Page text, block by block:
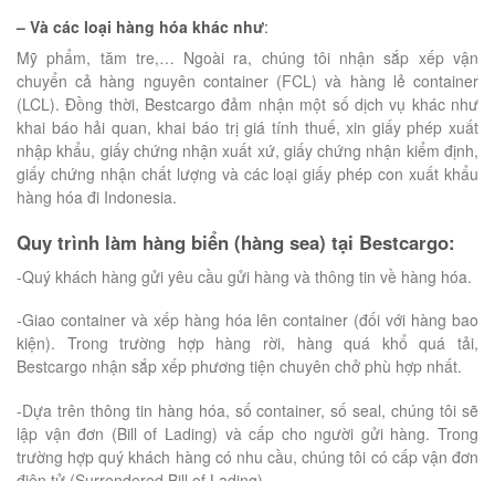
– Và các loại hàng hóa khác như:
Mỹ phẩm, tăm tre,… Ngoài ra, chúng tôi nhận sắp xếp vận
chuyển cả hàng nguyên container (FCL) và hàng lẻ container
(LCL). Đồng thời, Bestcargo đảm nhận một số dịch vụ khác như
khai báo hải quan, khai báo trị giá tính thuế, xin giấy phép xuất
nhập khẩu, giấy chứng nhận xuất xứ, giấy chứng nhận kiểm định,
giấy chứng nhận chất lượng và các loại giấy phép con xuất khẩu
hàng hóa đi Indonesia.
Quy trình làm hàng biển (hàng sea) tại Bestcargo:
-Quý khách hàng gửi yêu cầu gửi hàng và thông tin về hàng hóa.
-Giao container và xếp hàng hóa lên container (đối với hàng bao
kiện). Trong trường hợp hàng rời, hàng quá khổ quá tải,
Bestcargo nhận sắp xếp phương tiện chuyên chở phù hợp nhất.
-Dựa trên thông tin hàng hóa, số container, số seal, chúng tôi sẽ
lập vận đơn (Bill of Lading) và cấp cho người gửi hàng. Trong
trường hợp quý khách hàng có nhu cầu, chúng tôi có cấp vận đơn